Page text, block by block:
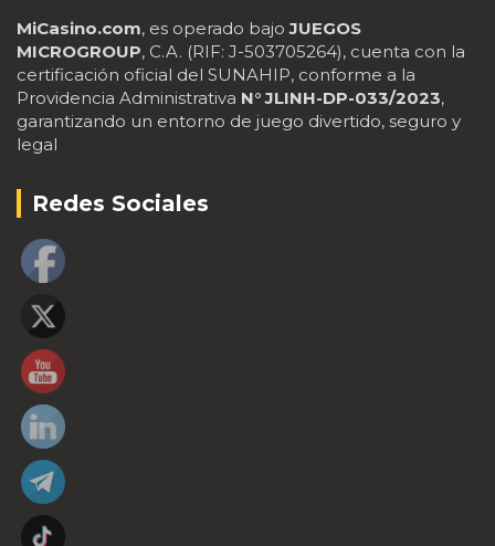
MiCasino.com, es operado bajoJUEGOS
MICROGROUP, C.A. (RIF: J-503705264), cuenta con la
certificación oficial del SUNAHIP, conforme a la
Providencia Administrativa N° JLINH-DP-033/2023,
garantizando un entorno de juego divertido, seguro y
legal
Redes Sociales